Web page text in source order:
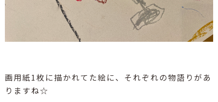
画用紙1枚に描かれてた絵に、それぞれの物語りがあ
りますね☆